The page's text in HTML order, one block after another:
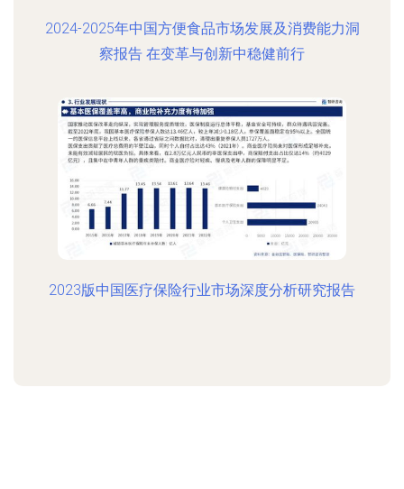
2024-2025年中国方便食品市场发展及消费能力洞
察报告 在变革与创新中稳健前行
2023版中国医疗保险行业市场深度分析研究报告